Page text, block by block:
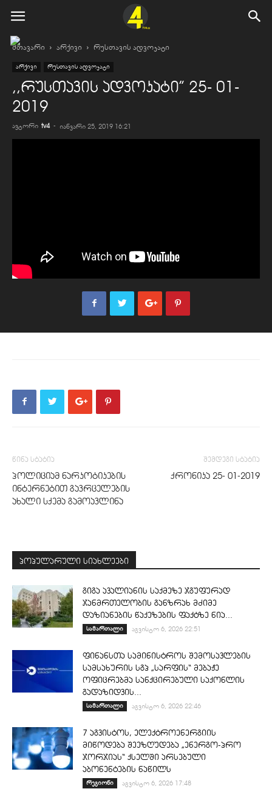
მთავარი არქივი რუსთავის ადვოკატი
არქივი რუსთავის ადვოკატი
,,რუსთავის ადვოკატი” 25- 01-
2019
ავტორი tv4 - იანვარი 25, 2019 16:21
წინა სტატია
პოლიციამ ნარკოტიკების
ინტერნეტით გავრცელების
ახალი სქემა გამოავლინა
შემდეგი სტატია
ქრონიკა 25- 01-2019
პოპულარული სიახლეები
გიგა ავალიანის საქმეზე ჯგუფურად
ჯანმრთელობის განზრახ მძიმე
დაზიანების წაქეზების ფაქტზე ნია...
სამართალი აგვისტო 6, 2026 22:51
ფინანსთა სამინისტროს შემოსავლების
სამსახურის სგპ „სარფის“ მებაჟე
ოფიცრებმა სანქცირებული საქონლის
გადაზიდვის...
სამართალი აგვისტო 6, 2026 22:46
7 აგვისტოს, ელექტროენერგიის
მიწოდება შეეზღუდება „ენერგო-პრო
ჯორჯიას“ ქსელში არსებული
აბონენტების ნაწილს
რეგიონი აგვისტო 6, 2026 17:48